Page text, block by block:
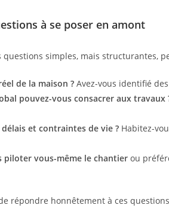
à se poser en amont
questions simples, mais structurantes,
de la maison ? Avez-vous identifié
pouvez-vous consacrer aux travaux
et contraintes de vie ? Habitez-
piloter vous-même le chantier ou
répondre honnêtement à ces